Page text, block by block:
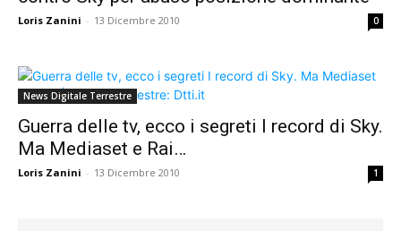
Loris Zanini - 13 Dicembre 2010 0
News Digitale Terrestre
Guerra delle tv, ecco i segreti I record di Sky.
Ma Mediaset e Rai…
Loris Zanini - 13 Dicembre 2010 1